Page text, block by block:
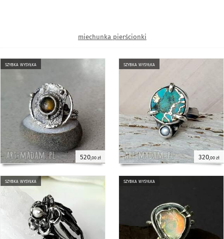
miechunka pierścionki
szybka wysyłka
520,00 zł
szybka wysyłka
320,00 zł
szybka wysyłka szybka wysyłka